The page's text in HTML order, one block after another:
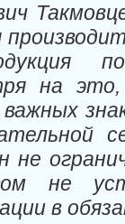
на
важных
не
не
в